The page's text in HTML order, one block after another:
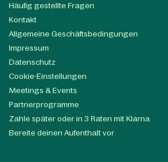
Häufig gestellte Fragen
Kontakt
Allgemeine Geschäftsbedingungen
Impressum
Datenschutz
Cookie-Einstellungen
Meetings & Events
Partnerprogramme
Zahle später oder in 3 Raten mit Klarna
Bereite deinen Aufenthalt vor